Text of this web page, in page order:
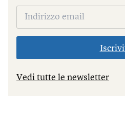
Vedi tutte le newsletter